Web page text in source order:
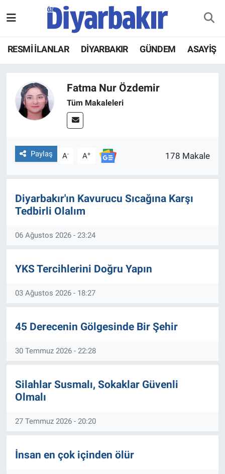
RESMİ İLANLAR DİYARBAKIR GÜNDEM ASAYİŞ
Fatma Nur Özdemir
Tüm Makaleleri
Paylaş A- A+ 178 Makale
Diyarbakır'ın Kavurucu Sıcağına Karşı
Tedbirli Olalım
06 Ağustos 2026 - 23:24
YKS Tercihlerini Doğru Yapın
03 Ağustos 2026 - 18:27
45 Derecenin Gölgesinde Bir Şehir
30 Temmuz 2026 - 22:28
Silahlar Susmalı, Sokaklar Güvenli
Olmalı
27 Temmuz 2026 - 20:20
İnsan en çok içinden ölür
ASAYİŞ
DİYARBAKIR
EKONOMİ
DÜNYA
KÜLTÜR SANAT
ÖZEL HABER
POLİTİKA
SAĞLIK
SPOR
Hava Durumu
Namaz Vakitleri
Trafik Durumu
Son Dakika Haberleri
Haber Arşivi